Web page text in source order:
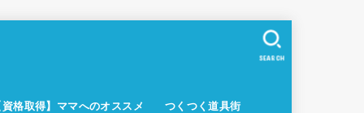
資格取得】ママへのオススメ つくつく道具街
SEARCH